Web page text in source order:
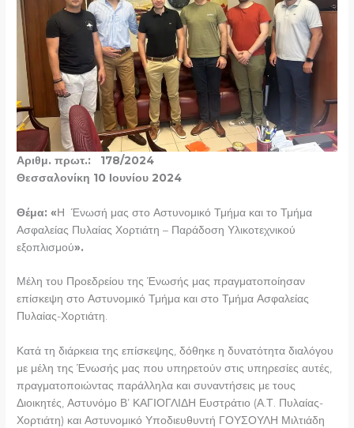
Αριθμ. πρωτ.: 178/2024
Θεσσαλονίκη 10 Ιουνίου 2024
Θέμα: «Η Ένωσή μας στο Αστυνομικό Τμήμα και το Τμήμα
Ασφαλείας Πυλαίας Χορτιάτη – Παράδοση Υλικοτεχνικού
εξοπλισμού».
Μέλη του Προεδρείου της Ένωσής μας πραγματοποίησαν
επίσκεψη στο Αστυνομικό Τμήμα και στο Τμήμα Ασφαλείας
Πυλαίας-Χορτιάτη.
Κατά τη διάρκεια της επίσκεψης, δόθηκε η δυνατότητα διαλόγου
με μέλη της Ένωσής μας που υπηρετούν στις υπηρεσίες αυτές,
πραγματοποιώντας παράλληλα και συναντήσεις με τους
Διοικητές, Αστυνόμο Β’ ΚΑΓΙΟΓΛΙΔΗ Ευστράτιο (Α.Τ. Πυλαίας-
Χορτιάτη) και Αστυνομικό Υποδιευθυντή ΓΟΥΣΟΥΛΗ Μιλτιάδη